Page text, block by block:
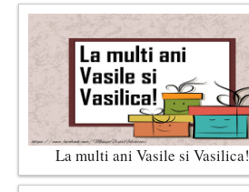
La multi ani Vasile si Vasilica!